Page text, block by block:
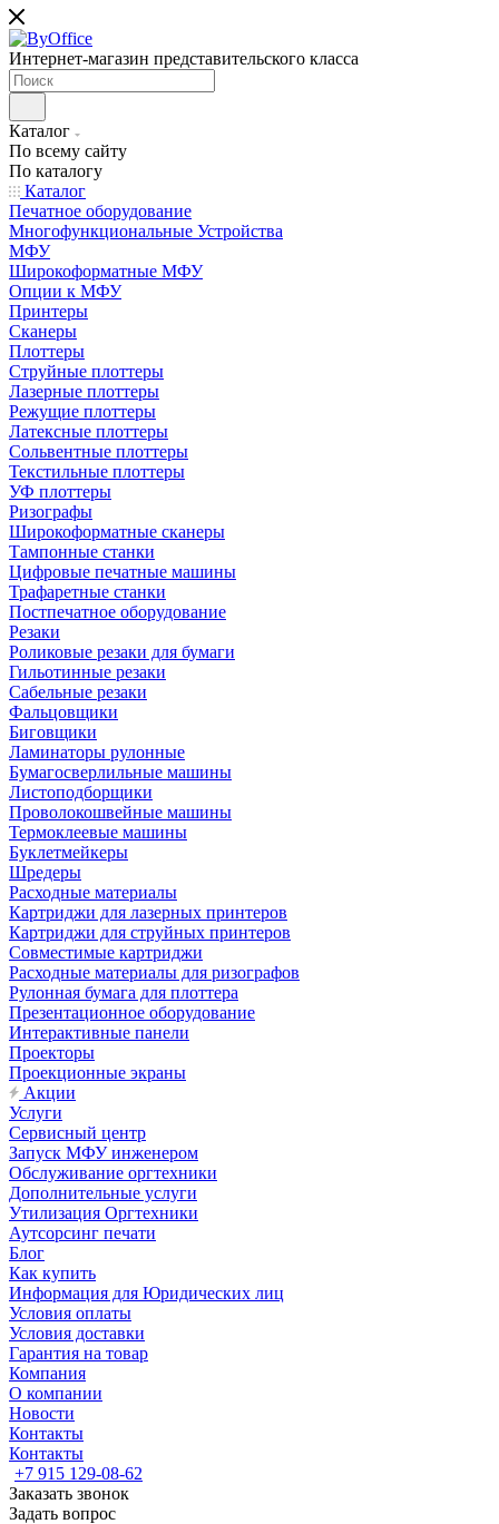
Интернет-магазин представительского класса
Каталог
По всему сайту
По каталогу
Каталог
Печатное оборудование
Многофункциональные Устройства
МФУ
Широкоформатные МФУ
Опции к МФУ
Принтеры
Сканеры
Плоттеры
Струйные плоттеры
Лазерные плоттеры
Режущие плоттеры
Латексные плоттеры
Сольвентные плоттеры
Текстильные плоттеры
УФ плоттеры
Ризографы
Широкоформатные сканеры
Тампонные станки
Цифровые печатные машины
Трафаретные станки
Постпечатное оборудование
Резаки
Роликовые резаки для бумаги
Гильотинные резаки
Сабельные резаки
Фальцовщики
Биговщики
Ламинаторы рулонные
Бумагосверлильные машины
Листоподборщики
Проволокошвейные машины
Термоклеевые машины
Буклетмейкеры
Шредеры
Расходные материалы
Картриджи для лазерных принтеров
Картриджи для струйных принтеров
Совместимые картриджи
Расходные материалы для ризографов
Рулонная бумага для плоттера
Презентационное оборудование
Интерактивные панели
Проекторы
Проекционные экраны
Акции
Услуги
Сервисный центр
Запуск МФУ инженером
Обслуживание оргтехники
Дополнительные услуги
Утилизация Оргтехники
Аутсорсинг печати
Блог
Как купить
Информация для Юридических лиц
Условия оплаты
Условия доставки
Гарантия на товар
Компания
О компании
Новости
Контакты
Контакты
+7 915 129-08-62
Заказать звонок
Задать вопрос